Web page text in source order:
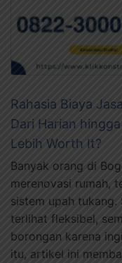
Rahasia Biaya
Dari Harian
Lebih Worth It?
Banyak orang di
merenovasi rumah,
sistem upah tukang.
terlihat fleksibel,
borongan karena
itu, artikel ini